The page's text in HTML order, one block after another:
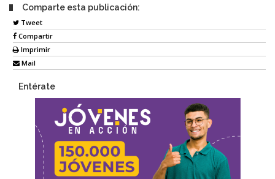
Comparte esta publicación:
Tweet
Compartir
Imprimir
Mail
Entérate